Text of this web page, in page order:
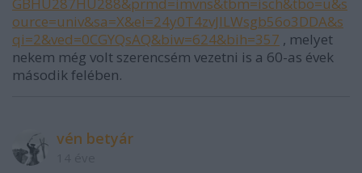
GBHU287HU288&prmd=imvns&tbm=isch&tbo=u&s
ource=univ&sa=X&ei=24y0T4zvJILWsgb56o3DDA&s
qi=2&ved=0CGYQsAQ&biw=624&bih=357 , melyet
nekem még volt szerencsém vezetni is a 60-as évek
második felében.
vén betyár